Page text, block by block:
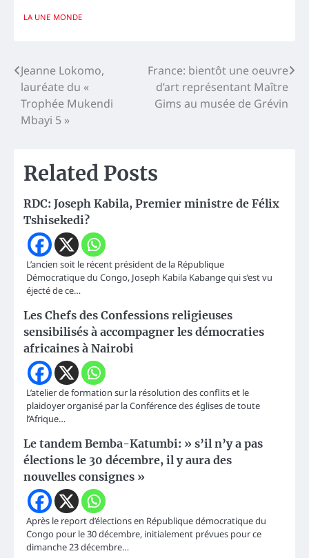
LA UNE MONDE
Navigation
de
l’article
Jeanne Lokomo,
lauréate du «
Trophée Mukendi
Mbayi 5 »
France: bientôt une oeuvre
d’art représentant Maître
Gims au musée de Grévin
Related Posts
RDC: Joseph Kabila, Premier ministre de Félix
Tshisekedi?
L’ancien soit le récent président de la République
Démocratique du Congo, Joseph Kabila Kabange qui s’est vu
éjecté de ce…
Les Chefs des Confessions religieuses
sensibilisés à accompagner les démocraties
africaines à Nairobi
L’atelier de formation sur la résolution des conflits et le
plaidoyer organisé par la Conférence des églises de toute
l’Afrique…
Le tandem Bemba-Katumbi: » s’il n’y a pas
élections le 30 décembre, il y aura des
nouvelles consignes »
Après le report d’élections en République démocratique du
Congo pour le 30 décembre, initialement prévues pour ce
dimanche 23 décembre…